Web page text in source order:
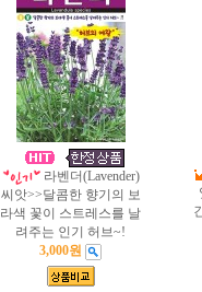
라벤더(Lavender)
씨앗>>달콤한 향기의 보
라색 꽃이 스트레스를 날
려주는 인기 허브~!
3,000원